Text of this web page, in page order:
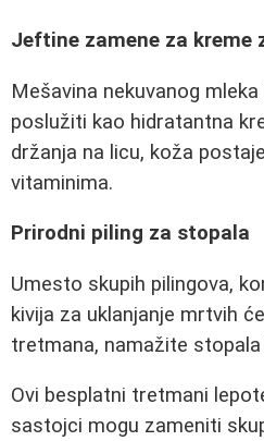
Jeftine zamene za kreme
Mešavina nekuvanog
poslužiti kao hidratantna
držanja na licu, koža
vitaminima.
Prirodni piling za stopala
Umesto skupih pilingova,
kivija za uklanjanje mrtvih
tretmana, namažite
Ovi besplatni tretmani
sastojci mogu zameniti